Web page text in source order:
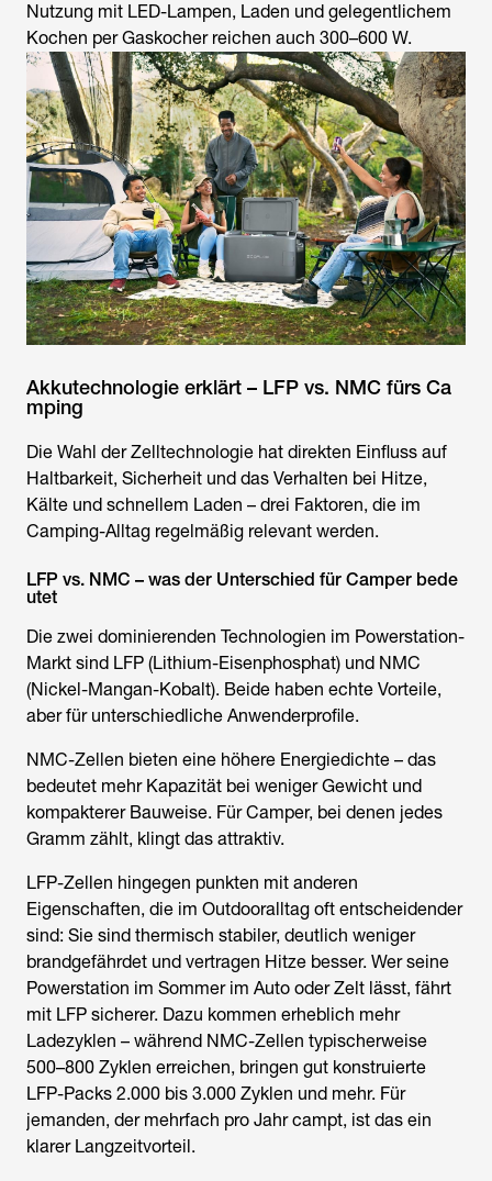
Nutzung mit LED-Lampen, Laden und gelegentlichem
Kochen per Gaskocher reichen auch 300–600 W.
Akkutechnologie erklärt – LFP vs. NMC fürs Ca
mping
Die Wahl der Zelltechnologie hat direkten Einfluss auf
Haltbarkeit, Sicherheit und das Verhalten bei Hitze,
Kälte und schnellem Laden – drei Faktoren, die im
Camping-Alltag regelmäßig relevant werden.
LFP vs. NMC – was der Unterschied für Camper bede
utet
Die zwei dominierenden Technologien im Powerstation-
Markt sind LFP (Lithium-Eisenphosphat) und NMC
(Nickel-Mangan-Kobalt). Beide haben echte Vorteile,
aber für unterschiedliche Anwenderprofile.
NMC-Zellen bieten eine höhere Energiedichte – das
bedeutet mehr Kapazität bei weniger Gewicht und
kompakterer Bauweise. Für Camper, bei denen jedes
Gramm zählt, klingt das attraktiv.
LFP-Zellen hingegen punkten mit anderen
Eigenschaften, die im Outdooralltag oft entscheidender
sind: Sie sind thermisch stabiler, deutlich weniger
brandgefährdet und vertragen Hitze besser. Wer seine
Powerstation im Sommer im Auto oder Zelt lässt, fährt
mit LFP sicherer. Dazu kommen erheblich mehr
Ladezyklen – während NMC-Zellen typischerweise
500–800 Zyklen erreichen, bringen gut konstruierte
LFP-Packs 2.000 bis 3.000 Zyklen und mehr. Für
jemanden, der mehrfach pro Jahr campt, ist das ein
klarer Langzeitvorteil.